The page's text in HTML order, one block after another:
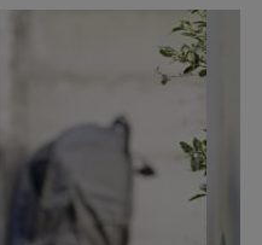
アイテム
KIDS